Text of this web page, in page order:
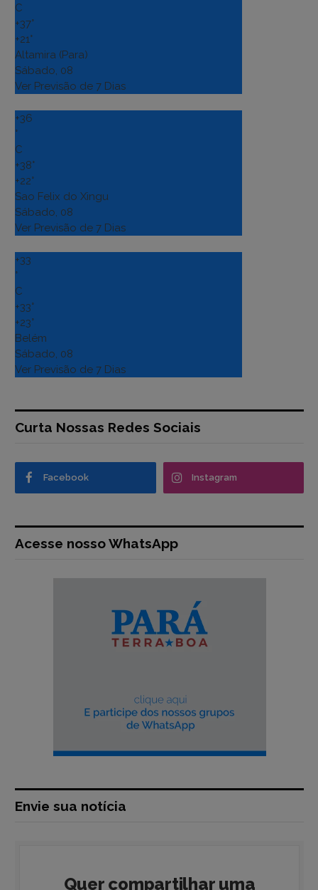
C
+37°
+21°
Altamira (Para)
Sábado, 08
Ver Previsão de 7 Dias
+36
°
C
+38°
+22°
Sao Felix do Xingu
Sábado, 08
Ver Previsão de 7 Dias
+33
°
C
+33°
+23°
Belém
Sábado, 08
Ver Previsão de 7 Dias
Curta Nossas Redes Sociais
Facebook Instagram
Acesse nosso WhatsApp
Envie sua notícia
Quer compartilhar uma